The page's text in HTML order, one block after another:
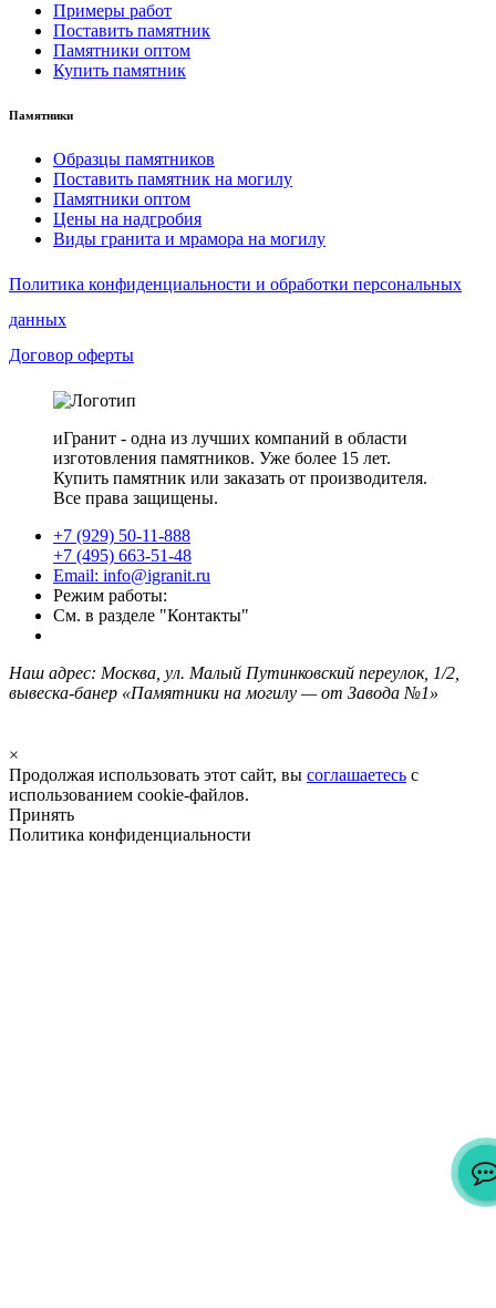
Примеры работ
Поставить памятник
Памятники оптом
Купить памятник
Памятники
Образцы памятников
Поставить памятник на могилу
Памятники оптом
Цены на надгробия
Виды гранита и мрамора на могилу
Политика конфиденциальности и обработки персональных
данных
Договор оферты
иГранит - одна из лучших компаний в области
изготовления памятников. Уже более 15 лет.
Купить памятник или заказать от производителя.
Все права защищены.
+7 (929) 50-11-888
+7 (495) 663-51-48
Email: info@igranit.ru
Режим работы:
См. в разделе "Контакты"
Наш адрес: Москва, ул. Малый Путинковский переулок, 1/2,
вывеска-банер «Памятники на могилу — от Завода №1»
×
Продолжая использовать этот сайт, вы соглашаетесь с
использованием cookie-файлов.
Принять
Политика конфиденциальности